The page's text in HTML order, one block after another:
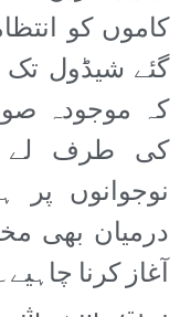
کاموں کو
گئے شیڈول تک
کہ موجودہ
کی طرف لے
نوجوانوں پر
درمیان بھی
آغاز کرنا چاہیے۔